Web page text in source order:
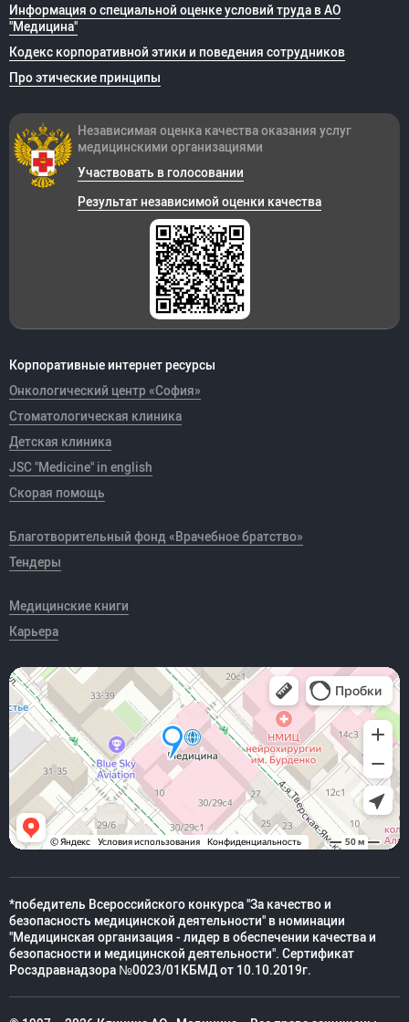
Информация о специальной оценке условий труда в АО
"Медицина"
Кодекс корпоративной этики и поведения сотрудников
Про этические принципы
Корпоративные интернет ресурсы
Онкологический центр «София»
Стоматологическая клиника
Детская клиника
JSC "Medicine" in english
Скорая помощь
Благотворительный фонд «Врачебное братство»
Тендеры
Медицинские книги
Карьера
Независимая оценка качества оказания услуг
медицинскими организациями
Участвовать в голосовании
Результат независимой оценки качества
*победитель Всероссийского конкурса "За качество и
безопасность медицинской деятельности" в номинации
"Медицинская организация - лидер в обеспечении качества и
безопасности и медицинской деятельности". Сертификат
Росздравнадзора №0023/01КБМД от 10.10.2019г.